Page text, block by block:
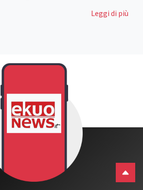
Leggi di più